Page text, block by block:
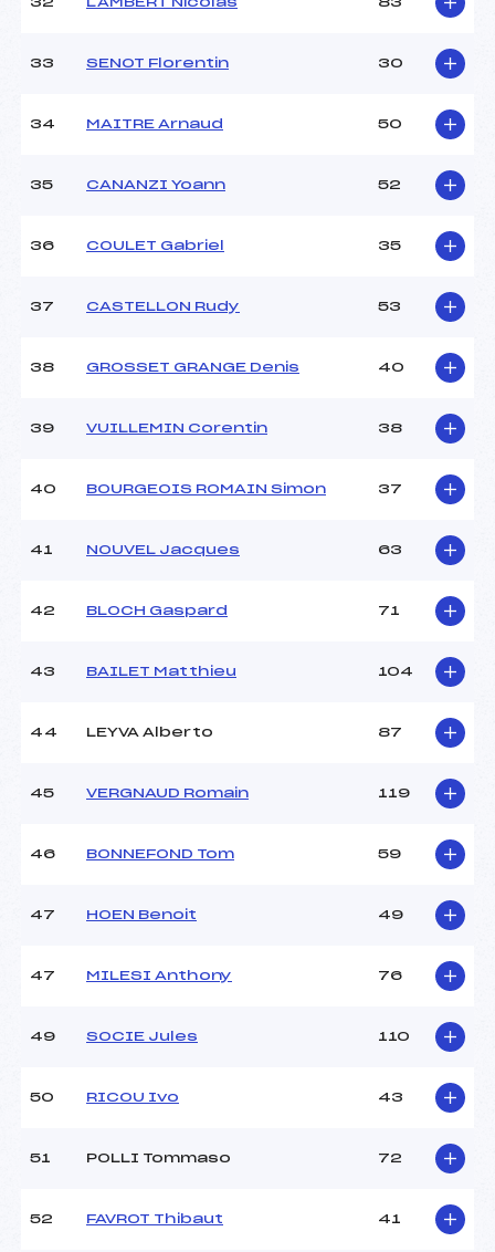
33 SENOT Florentin 30
34 MAITRE Arnaud 50
35 CANANZI Yoann 52
36 COULET Gabriel 35
37 CASTELLON Rudy 53
38 GROSSET GRANGE Denis 40
39 VUILLEMIN Corentin 38
40 BOURGEOIS ROMAIN Simon 37
41 NOUVEL Jacques 63
42 BLOCH Gaspard 71
43 BAILET Matthieu 104
44 LEYVA Alberto 87
45 VERGNAUD Romain 119
46 BONNEFOND Tom 59
47 HOEN Benoit 49
47 MILESI Anthony 76
49 SOCIE Jules 110
50 RICOU Ivo 43
51 POLLI Tommaso 72
52 FAVROT Thibaut 41